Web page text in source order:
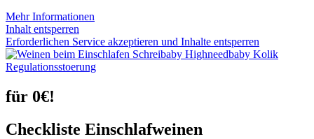
Mehr Informationen
Inhalt entsperren
Erforderlichen Service akzeptieren und Inhalte entsperren
für 0€!
Checkliste Einschlafweinen